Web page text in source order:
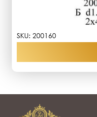
SKU: 200160